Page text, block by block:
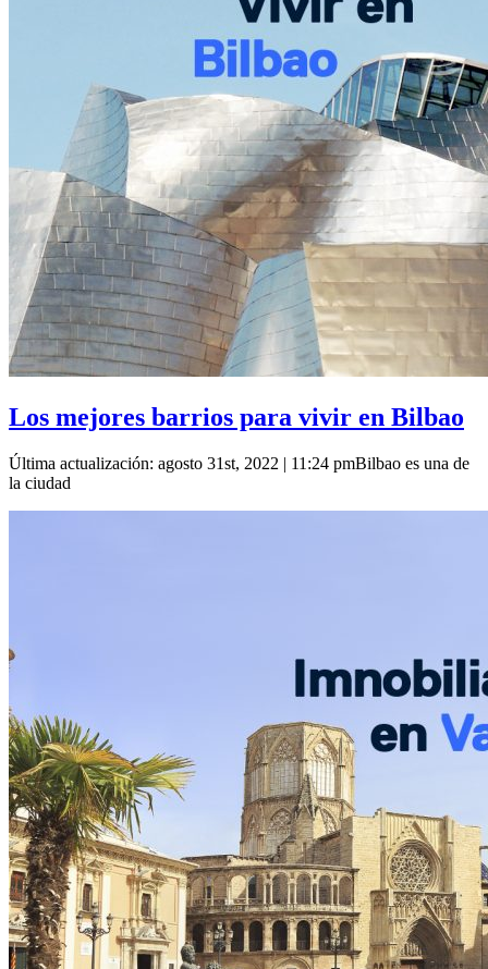
Los mejores barrios para vivir en Bilbao
Última actualización: agosto 31st, 2022 | 11:24 pmBilbao es una de
la ciudad